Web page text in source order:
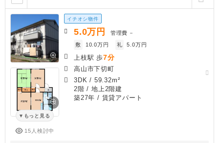
もっと見る
15人検討中
イチオシ物件
5.0万円 管理費 －
敷
10.0万円 礼 5.0万円
上枝駅 歩7分
高山市下切町
3DK / 59.32m²
2階 / 地上2階建
築27年 / 賃貸アパート